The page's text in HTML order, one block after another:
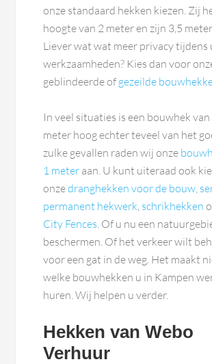
onze standaard hekken kiezen. Zij
hoogte van 2 meter en zijn 3,5
Liever wat wat meer privacy tijdens
werkzaamheden? Kies dan voor
geblindeerde of gezeilde
In veel situaties is een bouwhek
meter hoog echter teveel van het
zulke gevallen raden wij onze
1 meter aan. U kunt uiteraad ook
onzedranghekken voor de bouw
permanent hekwerk schrikhekken
City Fences . Of u nu een
beschermen. Of het verkeer wilt
voor een gat in de weg. Het maakt
welke bouwhekken u in Kampen
huren. Wij helpen u verder.
Hekken van Webo
Verhuur